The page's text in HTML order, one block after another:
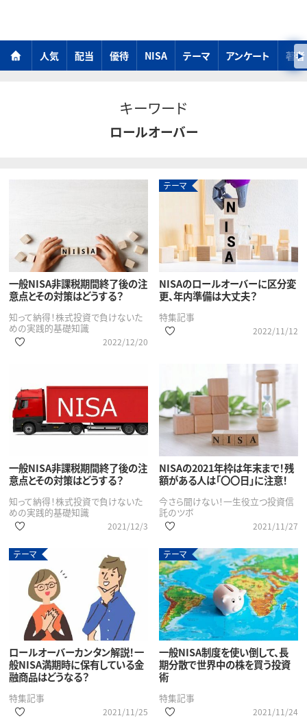
人気 配当 優待 NISA テーマ アンケート 著者
キーワード
ロールオーバー
一般NISA非課税期間終了後の注
意点とその対策はどうする？
知って納得！株式投資で負けないた
めの実践的基礎知識
2022/12/20
テーマ
NISAのロールオーバーに区分変
更、年内準備は大丈夫？
特集記事
2022/11/12
一般NISA非課税期間終了後の注
意点とその対策はどうする？
知って納得！株式投資で負けないた
めの実践的基礎知識
2021/12/3
NISAの2021年枠は年末まで！残
額がある人は「〇〇日」に注意！
今さら聞けない！一生役立つ投資信
託のツボ
2021/11/27
テーマ
ロールオーバーカンタン解説！一
般NISA満期時に保有している金
融商品はどうなる？
特集記事
2021/11/25
テーマ
一般NISA制度を使い倒して、長
期分散で世界中の株を買う投資
術
特集記事
2021/11/24